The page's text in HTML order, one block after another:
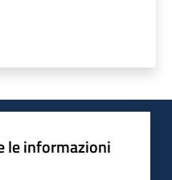
le informazioni